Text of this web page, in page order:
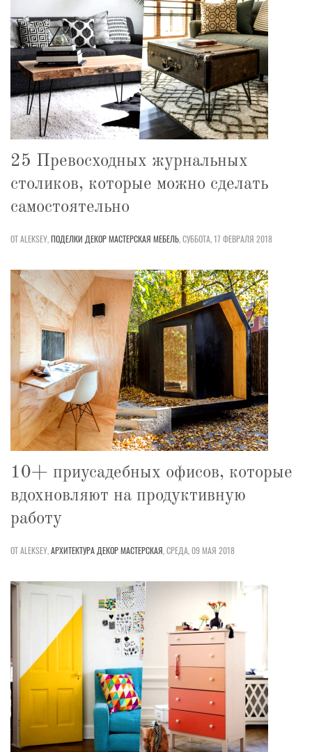
25 Превосходных журнальных
столиков, которые можно сделать
самостоятельно
ОТ ALEKSEY,ПОДЕЛКИ ДЕКОРМАСТЕРСКАЯ МЕБЕЛЬ,СУББОТА, 17 ФЕВРАЛЯ 2018
10+ приусадебных офисов, которые
вдохновляют на продуктивную
работу
ОТ ALEKSEY,АРХИТЕКТУРА ДЕКОРМАСТЕРСКАЯ,СРЕДА, 09 МАЯ 2018